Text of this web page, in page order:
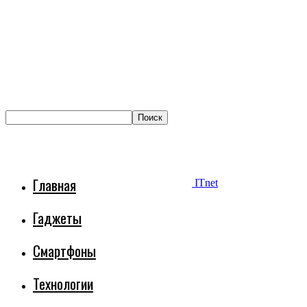
ITnet
Главная
Гаджеты
Смартфоны
Технологии